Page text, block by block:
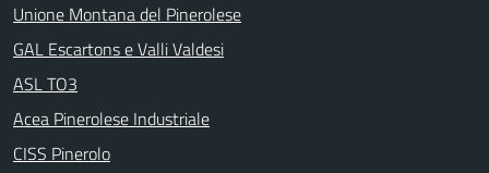
Unione Montana del Pinerolese
GAL Escartons e Valli Valdesi
ASL TO3
Acea Pinerolese Industriale
CISS Pinerolo